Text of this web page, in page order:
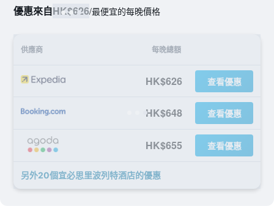
優惠來自HK$626/最便宜的每晚價格
供應商 每晚總額
HK$626 查看優惠
HK$648 查看優惠
HK$655 查看優惠
另外20個宜必思里波列特酒店​的優惠